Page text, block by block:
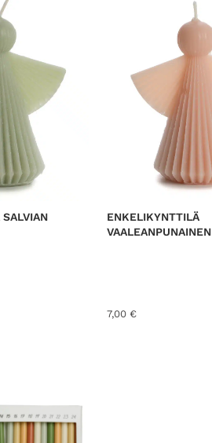
ENKELIKYNTTILÄ
VAALEANPUNAINEN
7,00 €